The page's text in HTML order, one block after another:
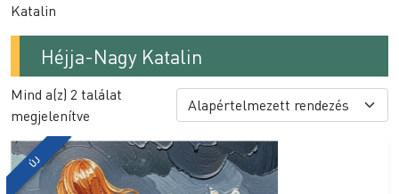
Katalin
Héjja-Nagy Katalin
Mind a(z) 2 találat
megjelenítve
ÚJ